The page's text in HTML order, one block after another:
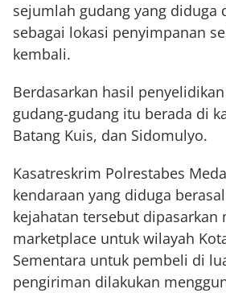
sejumlah gudang yang diduga
sebagai lokasi penyimpanan
kembali.
Berdasarkan hasil
gudang-gudang itu berada di
Batang Kuis, dan Sidomulyo.
Kasatreskrim Polrestabes
kendaraan yang diduga
kejahatan tersebut
marketplace untuk wilayah
Sementara untuk pembeli di
pengiriman dilakukan